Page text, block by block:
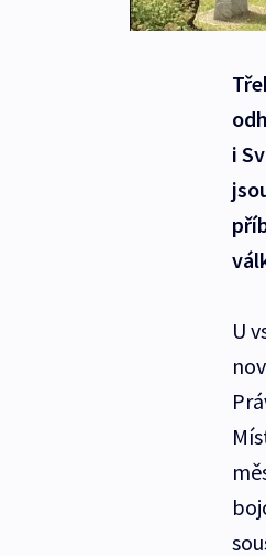
i
U